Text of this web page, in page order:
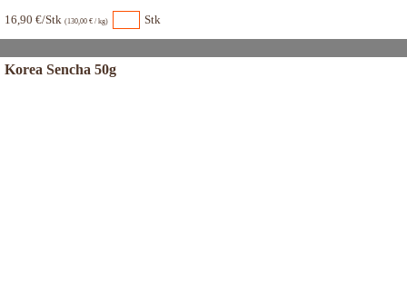
16,90 €/Stk (130,00 € / kg) Stk
Korea Sencha 50g